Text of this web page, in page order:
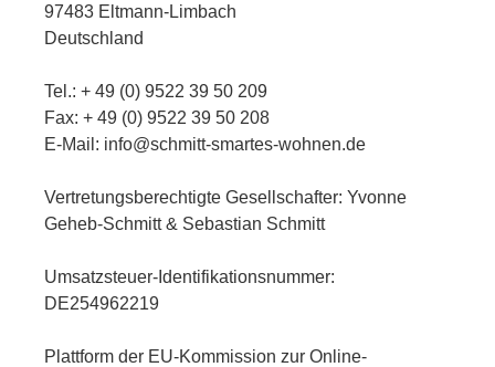
97483 Eltmann-Limbach
Deutschland
Tel.: + 49 (0) 9522 39 50 209
Fax: + 49 (0) 9522 39 50 208
E-Mail: info@schmitt-smartes-wohnen.de
Vertretungsberechtigte Gesellschafter: Yvonne
Geheb-Schmitt & Sebastian Schmitt
Umsatzsteuer-Identifikationsnummer:
DE254962219
Plattform der EU-Kommission zur Online-